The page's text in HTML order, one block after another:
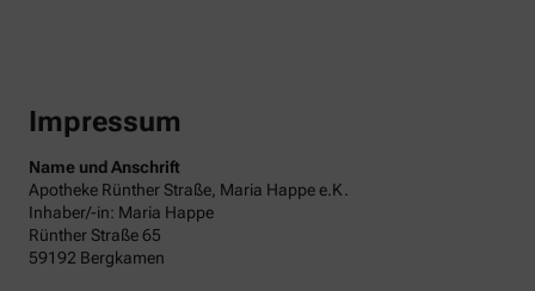
Impressum
Name und Anschrift
Apotheke Rünther Straße, Maria Happe e.K.
Inhaber/-in: Maria Happe
Rünther Straße 65
59192 Bergkamen